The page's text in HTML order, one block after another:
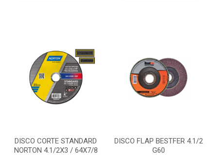
DISCO CORTE STANDARD
NORTON 4.1/2X3 / 64X7/8
DISCO FLAP BESTFER 4.1/2
G60